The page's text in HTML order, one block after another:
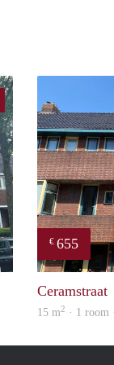
GrunoVerhuur
€ 655
Ceramstraat
15 m2 · 1 room